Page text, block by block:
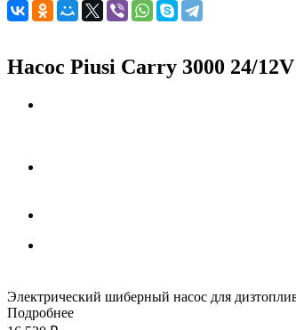
Насос Piusi Carry 3000 24/
Электрический шиберный насос для
Подробнее